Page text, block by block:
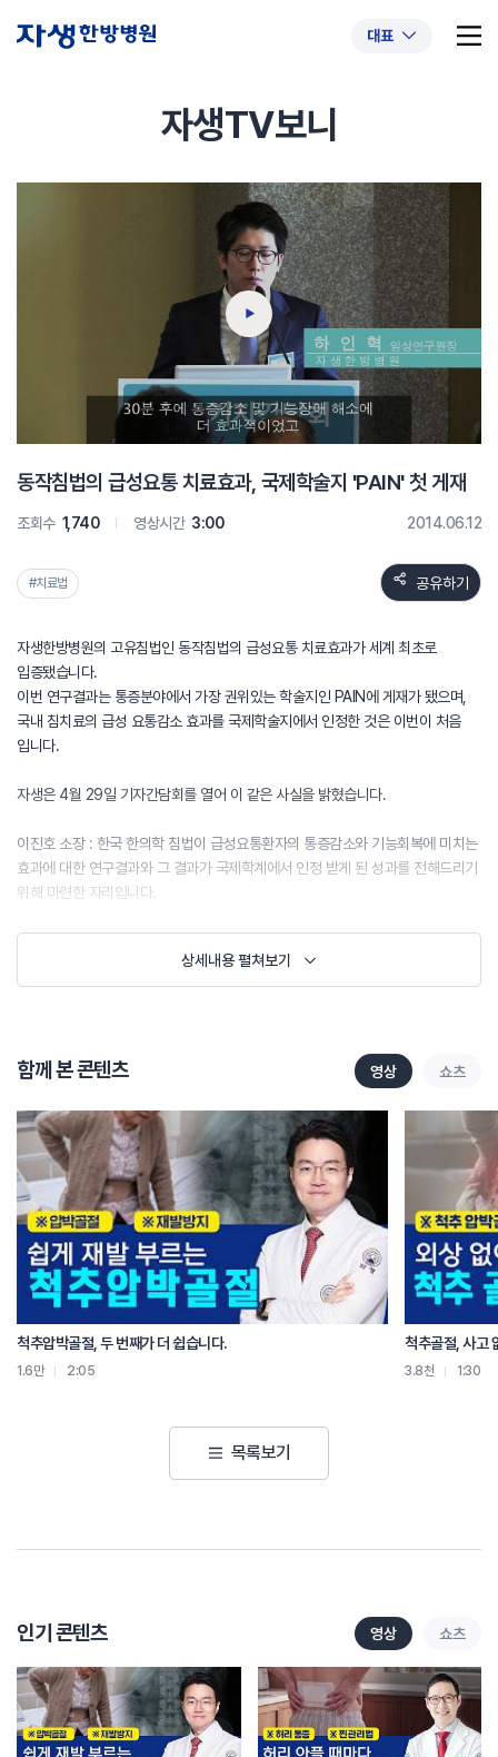
대표
#척추압박골절
#교통사고후유증 #허리디스크 #목디스크
자생TV보니
동작침법의 급성요통 치료효과, 국제학술지 'PAIN' 첫 게재
조회수 1,740 영상시간 3:00 2014.06.12
#치료법 공유하기
자생한방병원의 고유침법인 동작침법의 급성요통 치료효과가 세계 최초로
입증됐습니다.
이번 연구결과는 통증분야에서 가장 권위있는 학술지인 PAIN에 게재가 됐으며,
국내 침치료의 급성 요통감소 효과를 국제학술지에서 인정한 것은 이번이 처음
입니다.
자생은 4월 29일 기자간담회를 열어 이 같은 사실을 밝혔습니다.
이진호 소장 : 한국 한의학 침법이 급성요통환자의 통증감소와 기능회복에 미치는
효과에 대한 연구결과와 그 결과가 국제학계에서 인정 받게 된 성과를 전해드리기
위해 마련한 자리입니다.
동작침법은 가만히 누워서 맞는 침치료와 달리 못 걷는 환자를 한의사가 견인해
일으켜 세운 뒤 침을 꽂은 채로 걷게하는 자생한방병원만의
응급통증치료법입니다.
환자에 대해 동작침법과 진통주사제 효과를 비교한 임상 시험으로 연구결과
동작침법이 진통주사제에 비해 요통 감소효과와 신체장애개선 효과가 5배 이상
뛰어난 것으로 나타났습니다.
하인혁 임상연구원장 : 심각한 시능장애를 가진 급성요통환자에게 있어
동작침법이 일반적인 진통주사제보다 단기간내 30분 휘에 통증감소 및 기능장애
해소에 더 효과적이었고 이러한 효과가 4주까지 계속 유지가 되어 회복속도를
촉진시키는 것이 이번 논문으로 증명 됐습니다.
신병철 교수 : 급성요통의 통증과 기능장애 지수를 빠르게 개선시켜 요통의 통증을
감소시키고 요통의 치료기간을 감소시켜서 환자가 바로 사회로 복귀하고
치료비용을 줄일 수 있는 근거를 마련했다는데 이번 논문의 의의가 있습니다.
기자간담회의 방송사를 비롯해 30개가 넘는 언론사 취재진이 참석하고 KBS,
학계에 뜨거운 관심을 받고 있습니다.
신준식 이사장 : 국제적인 학술지에 소개된 이번 임상연구 결과는 급성요통
있습니다. 이번 연구 성과를 바탕으로 한의학의 과학화, 표준화, 세계화를 통해
한의학의 우수성을 알릴 수 있도록 자생한방병원이 더욱 앞장서겠습니다.
상세내용 펼쳐보기
함께 본 콘텐츠 영상 쇼츠
척추압박골절, 두 번째가 더 쉽습니다.
1.6만 2:05
척추골절, 사고
3.8천 1:30
목록보기
인기 콘텐츠 영상 쇼츠